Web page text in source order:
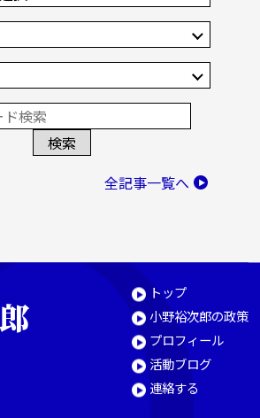
全記事一覧へ
トップ
小野裕次郎の政策
プロフィール
活動ブログ
連絡する